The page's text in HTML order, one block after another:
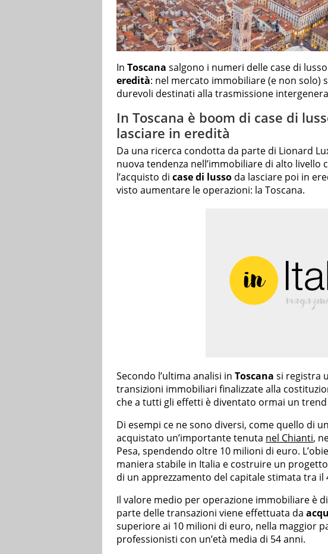
In Toscana salgono i numeri delle case di
eredità: nel mercato immobiliare (e non solo)
durevoli destinati alla trasmissione
In Toscana è boom di case di
lasciare in eredità
Da una ricerca condotta da parte di Lionard
nuova tendenza nell’immobiliare di alto livello
l’acquisto di case di lusso da lasciare poi in
visto aumentare le operazioni: la Toscana.
Secondo l’ultima analisi in Toscana si registra
transizioni immobiliari finalizzate alla
che a tutti gli effetti è diventato ormai un
Di esempi ce ne sono diversi, come quello di
acquistato un’importante tenuta nel Chianti,
Pesa, spendendo oltre 10 milioni di euro.
maniera stabile in Italia e costruire un
di un apprezzamento del capitale stimata tra il
Il valore medio per operazione immobiliare è
parte delle transazioni viene effettuata da
superiore ai 10 milioni di euro, nella maggior
professionisti con un’età media di 54 anni.